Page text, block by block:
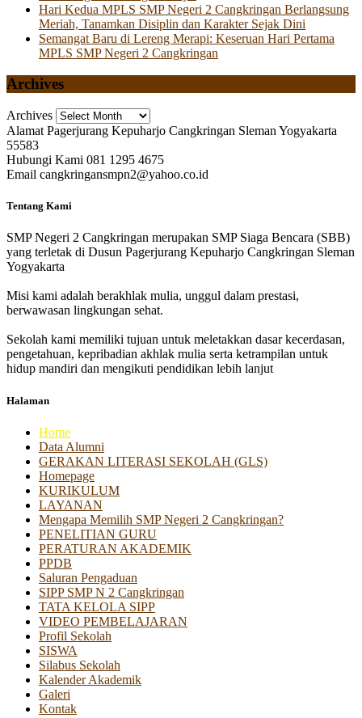
Hari Kedua MPLS SMP Negeri 2 Cangkringan Berlangsung
Meriah, Tanamkan Disiplin dan Karakter Sejak Dini
Semangat Baru di Lereng Merapi: Keseruan Hari Pertama
MPLS SMP Negeri 2 Cangkringan
Archives
Archives
Alamat Pagerjurang Kepuharjo Cangkringan Sleman Yogyakarta
55583
Hubungi Kami 081 1295 4675
Email cangkringansmpn2@yahoo.co.id
Tentang Kami
SMP Negeri 2 Cangkringan merupakan SMP Siaga Bencara (SBB)
yang terletak di Dusun Pagerjurang Kepuharjo Cangkringan Sleman
Yogyakarta
Misi kami adalah berakhlak mulia, unggul dalam prestasi,
berwawasan lingkungan sehat.
Sekolah kami memiliki tujuan untuk meletakkan dasar kecerdasan,
pengetahuan, kepribadian akhlak mulia serta ketrampilan untuk
hidup mandiri dan mengikuti pendidikan lebih lanjut
Halaman
Home
Data Alumni
GERAKAN LITERASI SEKOLAH (GLS)
Homepage
KURIKULUM
LAYANAN
Mengapa Memilih SMP Negeri 2 Cangkringan?
PENELITIAN GURU
PERATURAN AKADEMIK
PPDB
Saluran Pengaduan
SIPP SMP N 2 Cangkringan
TATA KELOLA SIPP
VIDEO PEMBELAJARAN
Profil Sekolah
SISWA
Silabus Sekolah
Kalender Akademik
Galeri
Kontak